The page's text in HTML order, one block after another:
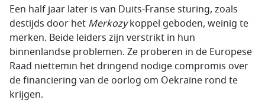
Een half jaar later is van Duits-Franse sturing, zoals
destijds door het Merkozykoppel geboden, weinig te
merken. Beide leiders zijn verstrikt in hun
binnenlandse problemen. Ze proberen in de Europese
Raad niettemin het dringend nodige compromis over
de financiering van de oorlog om Oekraïne rond te
krijgen.